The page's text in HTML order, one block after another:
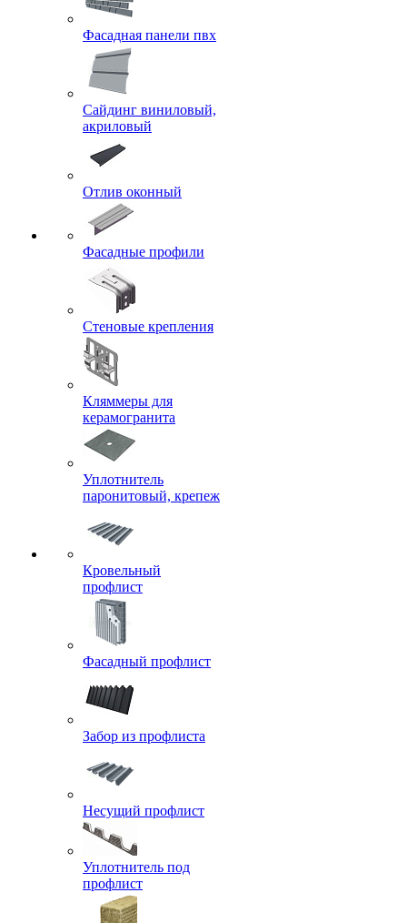
Фасадная панели пвх
Сайдинг виниловый,
акриловый
Отлив оконный
Фасадные профили
Стеновые крепления
Кляммеры для
керамогранита
Уплотнитель
паронитовый, крепеж
Кровельный
профлист
Фасадный профлист
Забор из профлиста
Несущий профлист
Уплотнитель под
профлист